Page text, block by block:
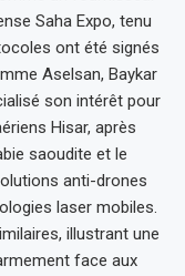
Saha Expo, tenu
ont été signés
Aselsan, Baykar
son intérêt pour
Hisar, après
saoudite et le
anti-drones
laser mobiles.
illustrant une
face aux